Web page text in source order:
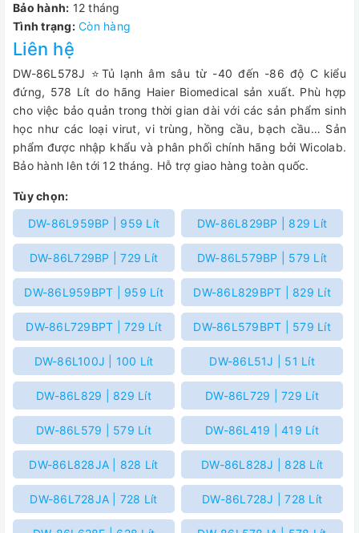
Bảo hành: 12 tháng
Tình trạng: Còn hàng
Liên hệ
DW-86L578J ⭐Tủ lạnh âm sâu từ -40 đến -86 độ C kiểu
đứng, 578 Lít do hãng Haier Biomedical sản xuất. Phù hợp
cho việc bảo quản trong thời gian dài với các sản phẩm sinh
học như các loại virut, vi trùng, hồng cầu, bạch cầu… Sản
phẩm được nhập khẩu và phân phối chính hãng bởi Wicolab.
Bảo hành lên tới 12 tháng. Hỗ trợ giao hàng toàn quốc.
Tùy chọn:
DW-86L959BP | 959 Lít
DW-86L829BP | 829 Lít
DW-86L729BP | 729 Lít DW-86L579BP | 579 Lít
DW-86L959BPT | 959 Lít DW-86L829BPT | 829 Lít
DW-86L729BPT | 729 Lít DW-86L579BPT | 579 Lít
DW-86L100J | 100 Lít DW-86L51J | 51 Lít
DW-86L829 | 829 Lít DW-86L729 | 729 Lít
DW-86L579 | 579 Lít DW-86L419 | 419 Lít
DW-86L828JA | 828 Lít DW-86L828J | 828 Lít
DW-86L728JA | 728 Lít DW-86L728J | 728 Lít